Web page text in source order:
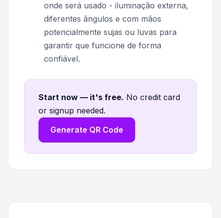
onde será usado - iluminação externa,
diferentes ângulos e com mãos
potencialmente sujas ou luvas para
garantir que funcione de forma
confiável.
Start now — it's free. No credit card
or signup needed.
Generate QR Code